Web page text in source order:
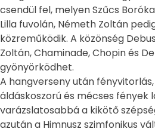
csendül fel, melyen Szűcs
Lilla fuvolán, Németh Zoltán
közreműködik. A közönség
Zoltán, Chaminade, Chopin és
gyönyörködhet.
A hangverseny után
áldáskoszorú és mécses fények
varázslatosabbá a kikötő
azután a Himnusz szimfonikus